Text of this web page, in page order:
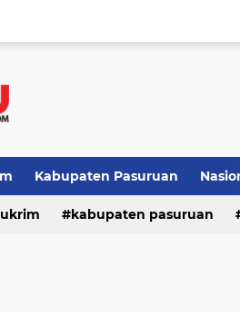
Kabupaten Pasuruan
kabupaten pasuruan